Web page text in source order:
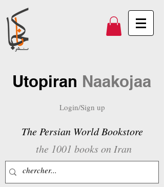
Utopiran Naakojaa
Login/Sign up
The Persian World Bookstore
the 1001 books on Iran